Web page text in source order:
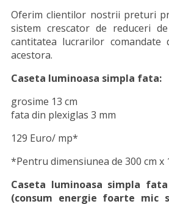
Oferim clientilor nostrii preturi
sistem crescator de reduceri
cantitatea lucrarilor comandate
acestora.
Caseta luminoasa simpla fata:
grosime 13 cm
fata din plexiglas 3 mm
129 Euro/ mp*
*Pentru dimensiunea de 300 cm x
Caseta luminoasa simpla
(consum energie foarte mic